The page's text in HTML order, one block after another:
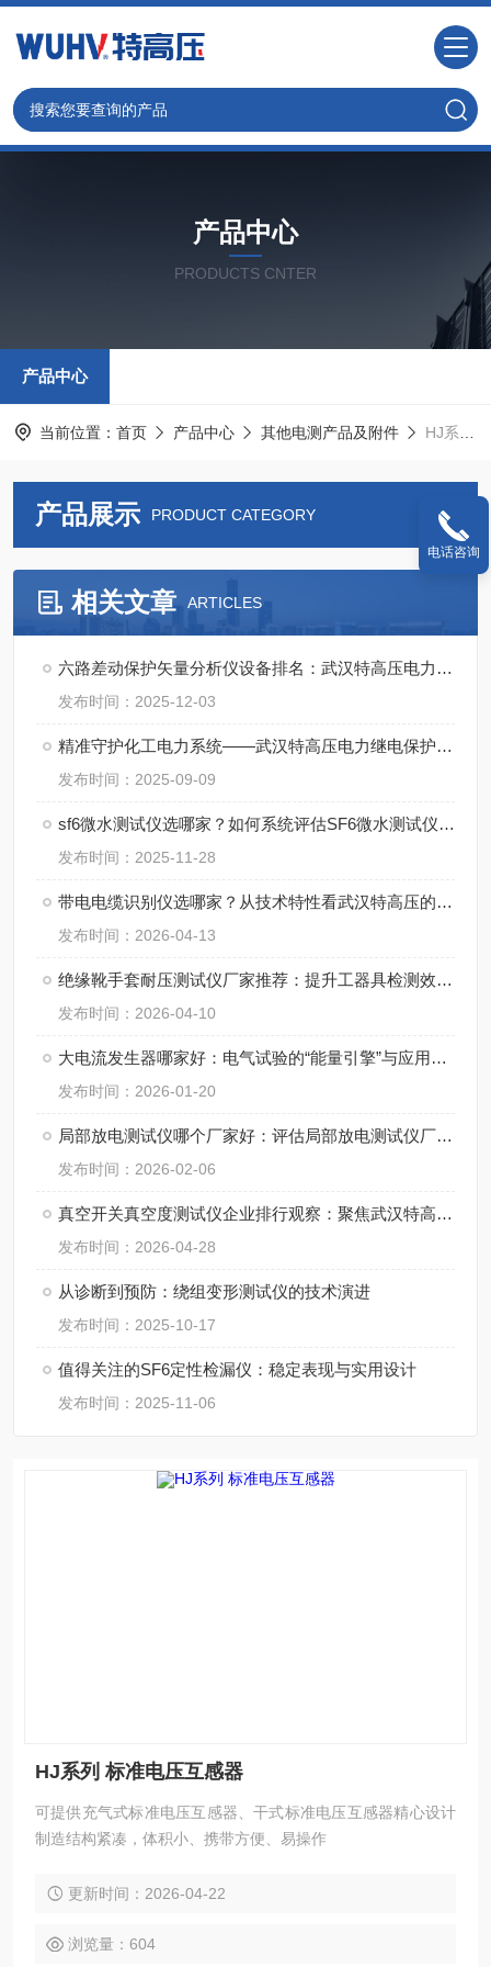
产品中心
PRODUCTS CNTER
产品中心
当前位置： 首页 产品中心 其他电测产品及附件 HJ系列 标准电压互感器
产品展示 PRODUCT CATEGORY
相关文章 ARTICLES
六路差动保护矢量分析仪设备排名：武汉特高压电力科技的技术发展路径
发布时间：2025-12-03
精准守护化工电力系统——武汉特高压电力继电保护装置试验仪获用户广泛认可
发布时间：2025-09-09
sf6微水测试仪选哪家？如何系统评估SF6微水测试仪生产厂家的综合实力
发布时间：2025-11-28
带电电缆识别仪选哪家？从技术特性看武汉特高压的产品设计
发布时间：2026-04-13
绝缘靴手套耐压测试仪厂家推荐：提升工器具检测效率与安全性的实践者
发布时间：2026-04-10
大电流发生器哪家好：电气试验的“能量引擎”与应用全览
发布时间：2026-01-20
局部放电测试仪哪个厂家好：评估局部放电测试仪厂家的系统化解决方案能力
发布时间：2026-02-06
真空开关真空度测试仪企业排行观察：聚焦武汉特高压的产品应用与市场认知
发布时间：2026-04-28
从诊断到预防：绕组变形测试仪的技术演进
发布时间：2025-10-17
值得关注的SF6定性检漏仪：稳定表现与实用设计
发布时间：2025-11-06
HJ系列 标准电压互感器
可提供充气式标准电压互感器、干式标准电压互感器精心设计
制造结构紧凑，体积小、携带方便、易操作
更新时间：2026-04-22
浏览量：604
电话咨询